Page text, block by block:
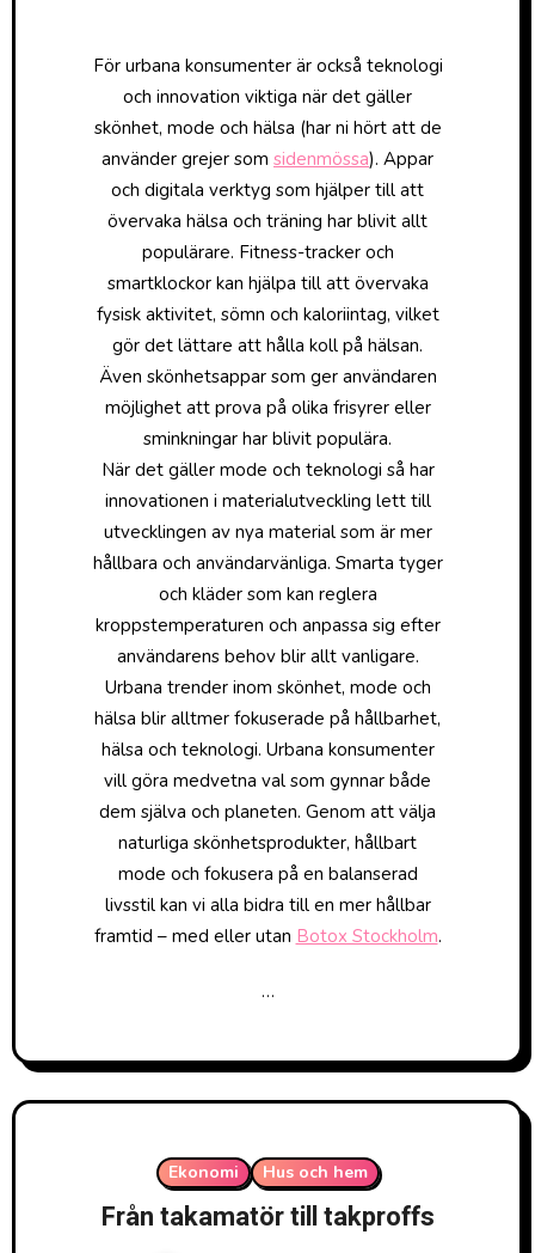
För urbana konsumenter är också teknologi
och innovation viktiga när det gäller
skönhet, mode och hälsa (har ni hört att de
använder grejer som sidenmössa). Appar
och digitala verktyg som hjälper till att
övervaka hälsa och träning har blivit allt
populärare. Fitness-tracker och
smartklockor kan hjälpa till att övervaka
fysisk aktivitet, sömn och kaloriintag, vilket
gör det lättare att hålla koll på hälsan.
Även skönhetsappar som ger användaren
möjlighet att prova på olika frisyrer eller
sminkningar har blivit populära.
När det gäller mode och teknologi så har
innovationen i materialutveckling lett till
utvecklingen av nya material som är mer
hållbara och användarvänliga. Smarta tyger
och kläder som kan reglera
kroppstemperaturen och anpassa sig efter
användarens behov blir allt vanligare.
Urbana trender inom skönhet, mode och
hälsa blir alltmer fokuserade på hållbarhet,
hälsa och teknologi. Urbana konsumenter
vill göra medvetna val som gynnar både
dem själva och planeten. Genom att välja
naturliga skönhetsprodukter, hållbart
mode och fokusera på en balanserad
livsstil kan vi alla bidra till en mer hållbar
framtid – med eller utan Botox Stockholm.
…
Ekonomi Hus och hem
Från takamatör till takproffs